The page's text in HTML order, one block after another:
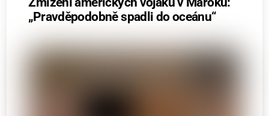
„Pravděpodobně spadli do oceánu“